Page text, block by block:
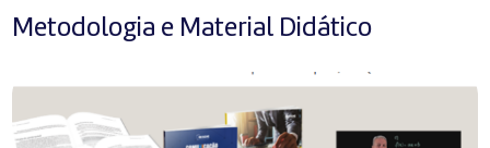
Metodologia e Material Didático